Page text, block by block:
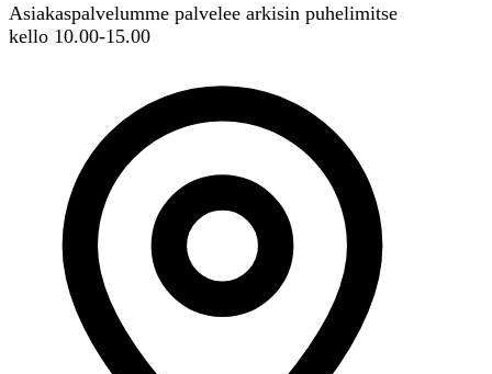
Asiakaspalvelumme palvelee arkisin puhelimitse
kello 10.00-15.00